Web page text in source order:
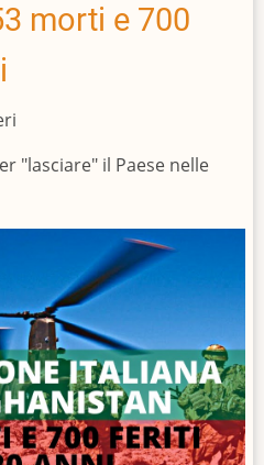
morti e 700
"lasciare" il Paese nelle